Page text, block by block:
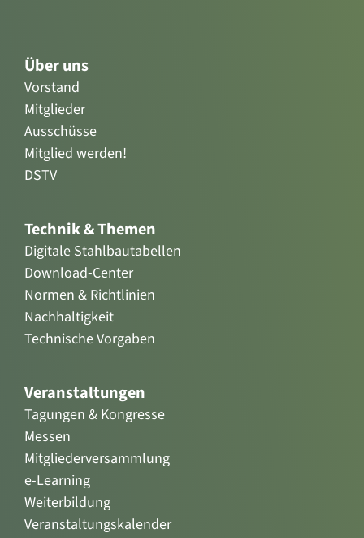
Über uns
Vorstand
Mitglieder
Ausschüsse
Mitglied werden!
DSTV
Technik & Themen
Digitale Stahlbautabellen
Download-Center
Normen & Richtlinien
Nachhaltigkeit
Technische Vorgaben
Veranstaltungen
Tagungen & Kongresse
Messen
Mitgliederversammlung
e-Learning
Weiterbildung
Veranstaltungskalender